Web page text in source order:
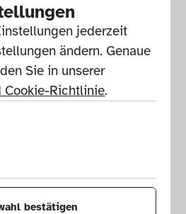
jederzeit
ändern. Genaue
Informationen finden Sie in unserer
Cookie-Richtlinie.
bestätigen